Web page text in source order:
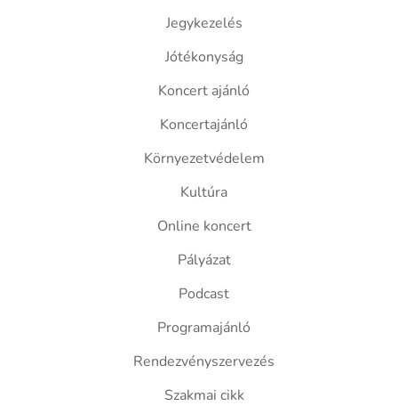
Jegykezelés
Jótékonyság
Koncert ajánló
Koncertajánló
Környezetvédelem
Kultúra
Online koncert
Pályázat
Podcast
Programajánló
Rendezvényszervezés
Szakmai cikk